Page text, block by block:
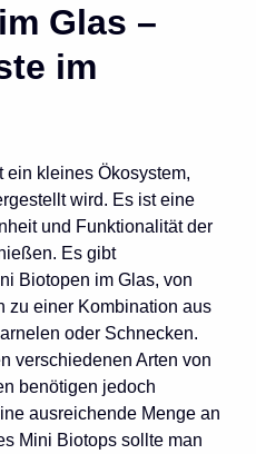
Glas –
im
ein kleines Ökosystem,
wird. Es ist eine
und Funktionalität der
Es gibt
Biotopen im Glas, von
zu einer Kombination aus
oder Schnecken.
verschiedenen Arten von
benötigen jedoch
ausreichende Menge an
Mini Biotops sollte man